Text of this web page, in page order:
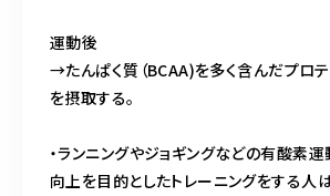
運動後
→たんぱく質（BCAA)を多く含んだプロ
を摂取する。
・ランニングやジョギングなどの有酸素
向上を目的としたトレーニングをする人